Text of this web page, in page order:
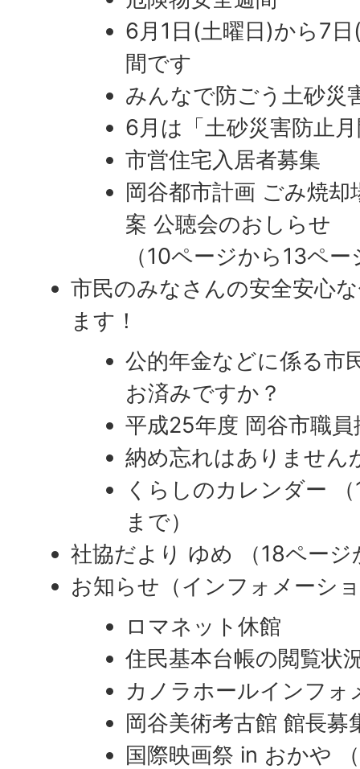
6月1日(土曜日)から7
間です
みんなで防ごう土砂災
6月は「土砂災害防止
市営住宅入居者募集
岡谷都市計画 ごみ焼
案 公聴会のおしらせ
（10ページから13ペ
市民のみなさんの安全安心
ます！
公的年金などに係る市
お済みですか？
平成25年度 岡谷市職
納め忘れはありません
くらしのカレンダー
まで）
社協だより ゆめ （18ペー
お知らせ（インフォメーシ
ロマネット休館
住民基本台帳の閲覧状
カノラホールインフォ
岡谷美術考古館 館長募
国際映画祭 in おかや